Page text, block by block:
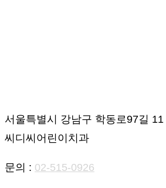
서울특별시 강남구 학동로97길 11
씨디씨어린이치과
문의 : 02-515-0926